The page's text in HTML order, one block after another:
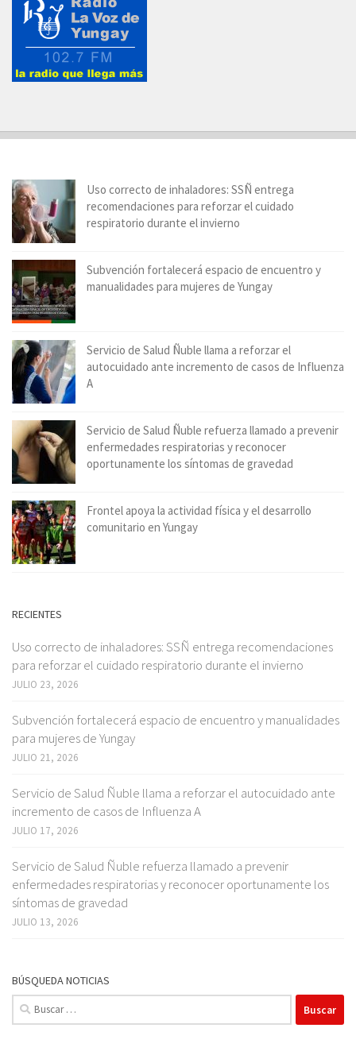
Uso correcto de inhaladores: SSÑ entrega
recomendaciones para reforzar el cuidado
respiratorio durante el invierno
Subvención fortalecerá espacio de encuentro y
manualidades para mujeres de Yungay
Servicio de Salud Ñuble llama a reforzar el
autocuidado ante incremento de casos de Influenza
A
Servicio de Salud Ñuble refuerza llamado a prevenir
enfermedades respiratorias y reconocer
oportunamente los síntomas de gravedad
Frontel apoya la actividad física y el desarrollo
comunitario en Yungay
RECIENTES
Uso correcto de inhaladores: SSÑ entrega recomendaciones
para reforzar el cuidado respiratorio durante el invierno
JULIO 23, 2026
Subvención fortalecerá espacio de encuentro y manualidades
para mujeres de Yungay
JULIO 21, 2026
Servicio de Salud Ñuble llama a reforzar el autocuidado ante
incremento de casos de Influenza A
JULIO 17, 2026
Servicio de Salud Ñuble refuerza llamado a prevenir
enfermedades respiratorias y reconocer oportunamente los
síntomas de gravedad
JULIO 13, 2026
BÚSQUEDA NOTICIAS
Buscar: